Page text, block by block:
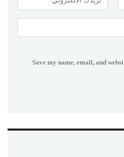
Save my name, email, and